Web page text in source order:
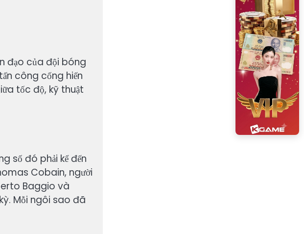
đạo của đội bóng
công cống hiến
tốc độ, kỹ thuật
số đó phải kể đến
Cobain, người
Baggio và
Mỗi ngôi sao đã